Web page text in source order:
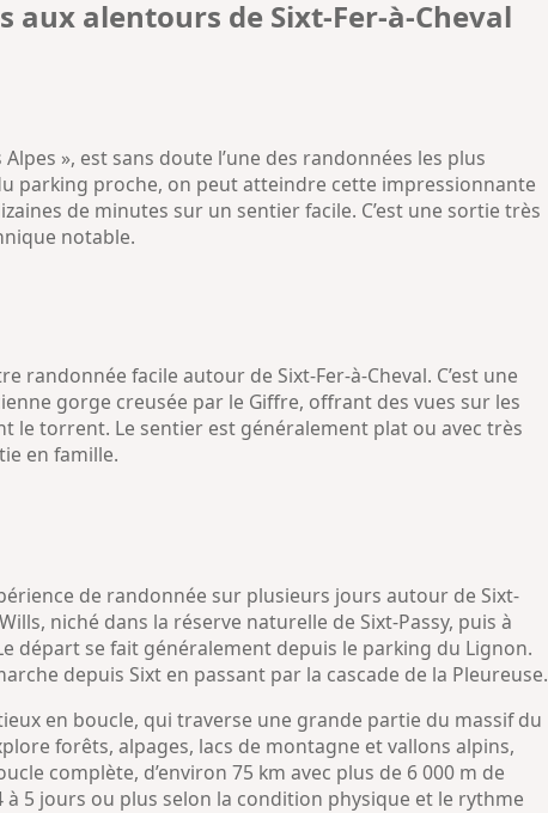
aux alentours de Sixt-Fer-à-Cheval
», est sans doute l’une des randonnées les plus
parking proche, on peut atteindre cette impressionnante
de minutes sur un sentier facile. C’est une sortie très
notable.
randonnée facile autour de Sixt-Fer-à-Cheval. C’est une
gorge creusée par le Giffre, offrant des vues sur les
le torrent. Le sentier est généralement plat ou avec très
en famille.
de randonnée sur plusieurs jours autour de Sixt-
niché dans la réserve naturelle de Sixt-Passy, puis à
départ se fait généralement depuis le parking du Lignon.
depuis Sixt en passant par la cascade de la Pleureuse.
en boucle, qui traverse une grande partie du massif du
forêts, alpages, lacs de montagne et vallons alpins,
complète, d’environ 75 km avec plus de 6 000 m de
5 jours ou plus selon la condition physique et le rythme